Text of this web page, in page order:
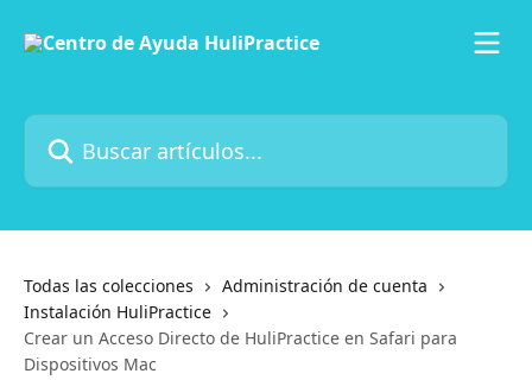
Buscar artículos...
Todas las colecciones
Administración de cuenta
Instalación HuliPractice
Crear un Acceso Directo de HuliPractice en Safari para
Dispositivos Mac